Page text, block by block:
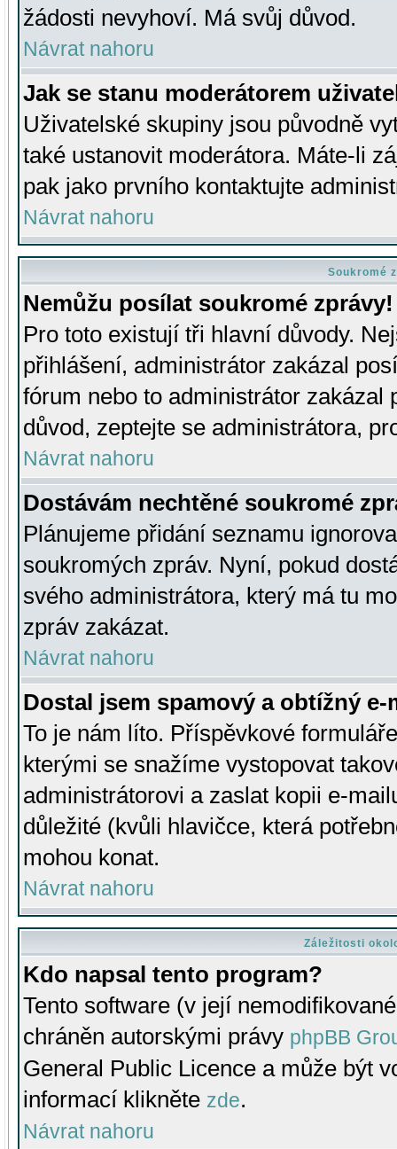
žádosti nevyhoví. Má svůj důvod.
Návrat nahoru
Jak se stanu moderátorem
Uživatelské skupiny jsou původně
také ustanovit moderátora. Máte-li
pak jako prvního kontaktujte
Návrat nahoru
Soukromé
Nemůžu posílat soukromé zprávy!
Pro toto existují tři hlavní důvody.
přihlášení, administrátor zakázal
fórum nebo to administrátor zakázal
důvod, zeptejte se administrátora,
Návrat nahoru
Dostávám nechtěné soukromé
Plánujeme přidání seznamu
soukromých zpráv. Nyní, pokud
svého administrátora, který má tu
zpráv zakázat.
Návrat nahoru
Dostal jsem spamový a obtížný
To je nám líto. Příspěvkové
kterými se snažíme vystopovat
administrátorovi a zaslat kopii e-
důležité (kvůli hlavičce, která
mohou konat.
Návrat nahoru
Záležitosti
Kdo napsal tento program?
Tento software (v její
chráněn autorskými právy phpBB
General Public Licence a může být
informací klikněte zde.
Návrat nahoru